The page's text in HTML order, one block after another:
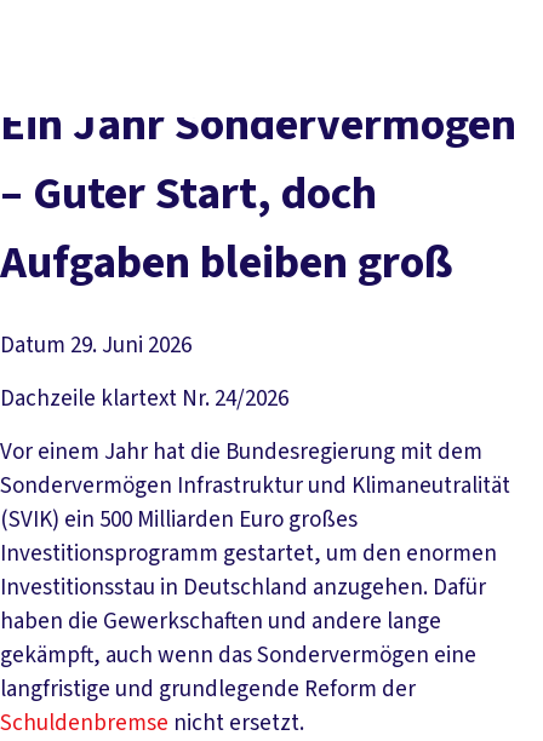
Service
Mitmachen Politik
Ein Jahr Sondervermögen
– Guter Start, doch
Aufgaben bleiben groß
Datum 29. Juni 2026
Dachzeile klartext Nr. 24/2026
Vor einem Jahr hat die Bundesregierung mit dem
Sondervermögen Infrastruktur und Klimaneutralität
(SVIK) ein 500 Milliarden Euro großes
Investitionsprogramm gestartet, um den enormen
Investitionsstau in Deutschland anzugehen. Dafür
haben die Gewerkschaften und andere lange
gekämpft, auch wenn das Sondervermögen eine
langfristige und grundlegende Reform der
Schuldenbremse nicht ersetzt.